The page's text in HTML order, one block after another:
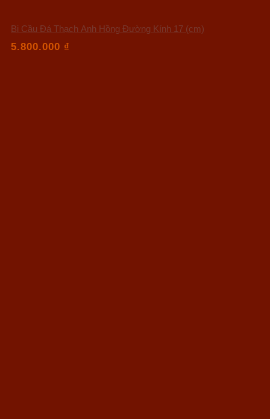
Bi Cầu Đá Thạch Anh Hồng Đường Kính 17 (cm)
5.800.000 ₫